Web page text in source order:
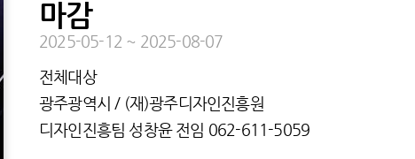
마감
2025-05-12 ~ 2025-08-07
전체대상
광주광역시 / (재)광주디자인진흥원
디자인진흥팀 성창윤 전임 062-611-5059